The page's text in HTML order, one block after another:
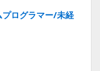
ログラマー/未経